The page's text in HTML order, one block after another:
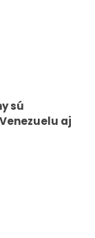
sú
aj